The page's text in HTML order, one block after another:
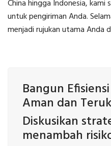
China hingga Indonesia,
untuk pengiriman Anda.
menjadi rujukan utama Anda
Bangun
Aman dan
Diskusikan
menambah